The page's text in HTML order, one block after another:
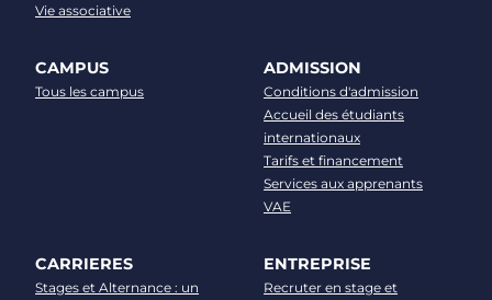
Vie associative
CAMPUS
Tous les campus
ADMISSION
Conditions d'admission
Accueil des étudiants
internationaux
Tarifs et financement
Services aux apprenants
VAE
CARRIERES
Stages et Alternance : un
ENTREPRISE
Recruter en stage et